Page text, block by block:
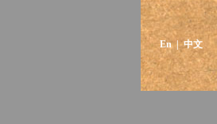
En| 中文